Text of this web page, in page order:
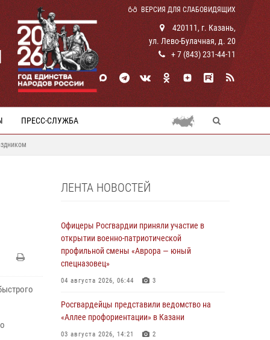
ВЕРСИЯ ДЛЯ СЛАБОВИДЯЩИХ
420111, г. Казань,
ул. Лево-Булачная, д. 20
+ 7 (843) 231-44-11
ПРЕСС-СЛУЖБА
ЛЕНТА НОВОСТЕЙ
Офицеры Росгвардии приняли участие в
открытии военно-патриотической
профильной смены «Аврора — юный
спецназовец»
04 августа 2026, 06:44 3
Росгвардейцы представили ведомство на
«Аллее профориентации» в Казани
03 августа 2026, 14:21 2